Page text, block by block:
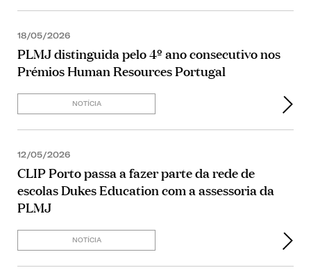
18/05/2026
PLMJ distinguida pelo 4º ano consecutivo nos
Prémios Human Resources Portugal
NOTÍCIA
12/05/2026
CLIP Porto passa a fazer parte da rede de
escolas Dukes Education com a assessoria da
PLMJ
NOTÍCIA